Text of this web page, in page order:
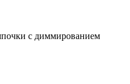
с диммированием